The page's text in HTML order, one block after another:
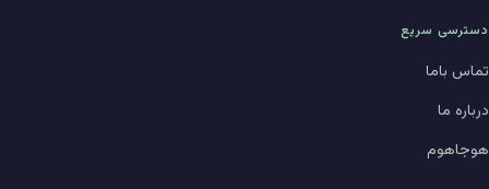
دسترسی سریع
تماس باما
درباره ما
هوجاهوم